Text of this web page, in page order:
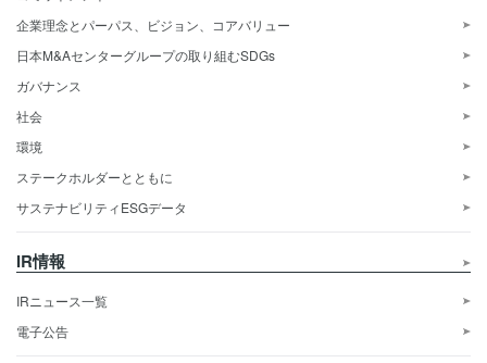
企業理念とパーパス、ビジョン、コアバリュー
日本M&Aセンターグループの取り組むSDGs
ガバナンス
社会
環境
ステークホルダーとともに
サステナビリティESGデータ
IR情報
IRニュース一覧
電子公告